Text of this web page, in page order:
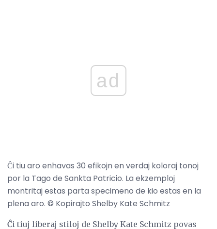
ad
Ĉi tiu aro enhavas 30 efikojn en verdaj koloraj tonoj
por la Tago de Sankta Patricio. La ekzemploj
montritaj estas parta specimeno de kio estas en la
plena aro. © Kopirajto Shelby Kate Schmitz
Ĉi tiuj liberaj stiloj de Shelby Kate Schmitz povas